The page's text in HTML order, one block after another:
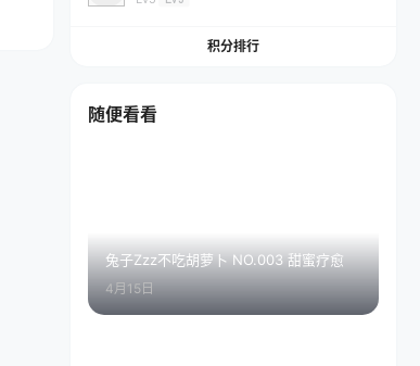
积分排行
随便看看
兔子Zzz不吃胡萝卜 NO.003 甜蜜疗愈
4月15日